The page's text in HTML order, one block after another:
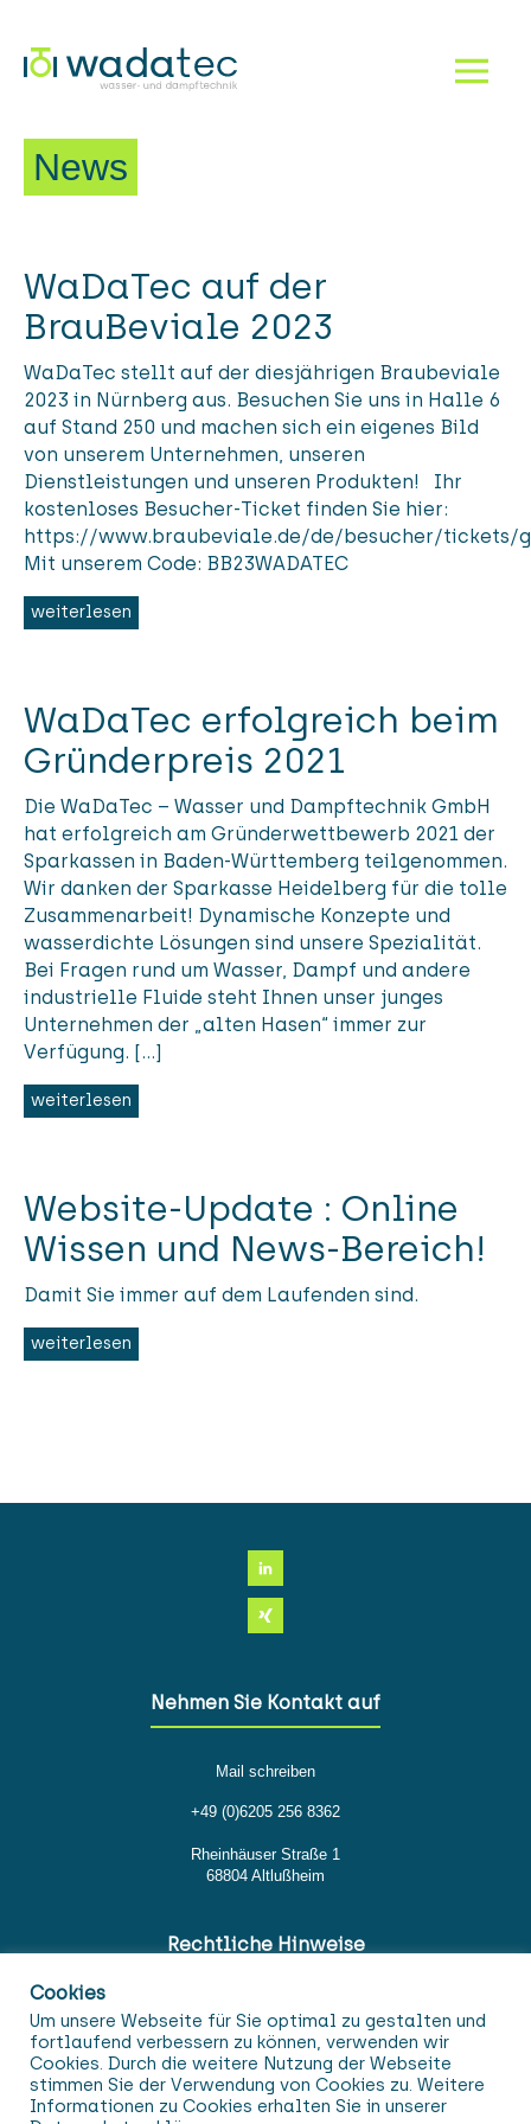
News
WaDaTec auf der
BrauBeviale 2023
WaDaTec stellt auf der diesjährigen Braubeviale
2023 in Nürnberg aus. Besuchen Sie uns in Halle 6
auf Stand 250 und machen sich ein eigenes Bild
von unserem Unternehmen, unseren
Dienstleistungen und unseren Produkten! Ihr
kostenloses Besucher-Ticket finden Sie hier:
https://www.braubeviale.de/de/besucher/tickets/
Mit unserem Code: BB23WADATEC
weiterlesen
WaDaTec erfolgreich beim
Gründerpreis 2021
Die WaDaTec – Wasser und Dampftechnik GmbH
hat erfolgreich am Gründerwettbewerb 2021 der
Sparkassen in Baden-Württemberg teilgenommen.
Wir danken der Sparkasse Heidelberg für die tolle
Zusammenarbeit! Dynamische Konzepte und
wasserdichte Lösungen sind unsere Spezialität.
Bei Fragen rund um Wasser, Dampf und andere
industrielle Fluide steht Ihnen unser junges
Unternehmen der „alten Hasen“ immer zur
Verfügung. […]
weiterlesen
Website-Update : Online
Wissen und News-Bereich!
Damit Sie immer auf dem Laufenden sind.
weiterlesen
Nehmen Sie Kontakt auf
Mail schreiben
+49 (0)6205 256 8362
Rheinhäuser Straße 1
68804 Altlußheim
Rechtliche Hinweise
Impressum
Datenschutz
AGB
Cookies
Um unsere Webseite für Sie optimal zu gestalten und
fortlaufend verbessern zu können, verwenden wir
Cookies. Durch die weitere Nutzung der Webseite
stimmen Sie der Verwendung von Cookies zu. Weitere
Informationen zu Cookies erhalten Sie in unserer